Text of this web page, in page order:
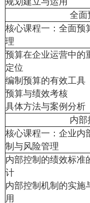
全面预算与
核心课程一：全面预
理
预算在企业运营中的
定位
编制预算的有效工具
预算与绩效考核
具体方法与案例分析
内部控制与
核心课程一：企业内
制与风险管理
内部控制的绩效标准
计
内部控制机制的实施
用